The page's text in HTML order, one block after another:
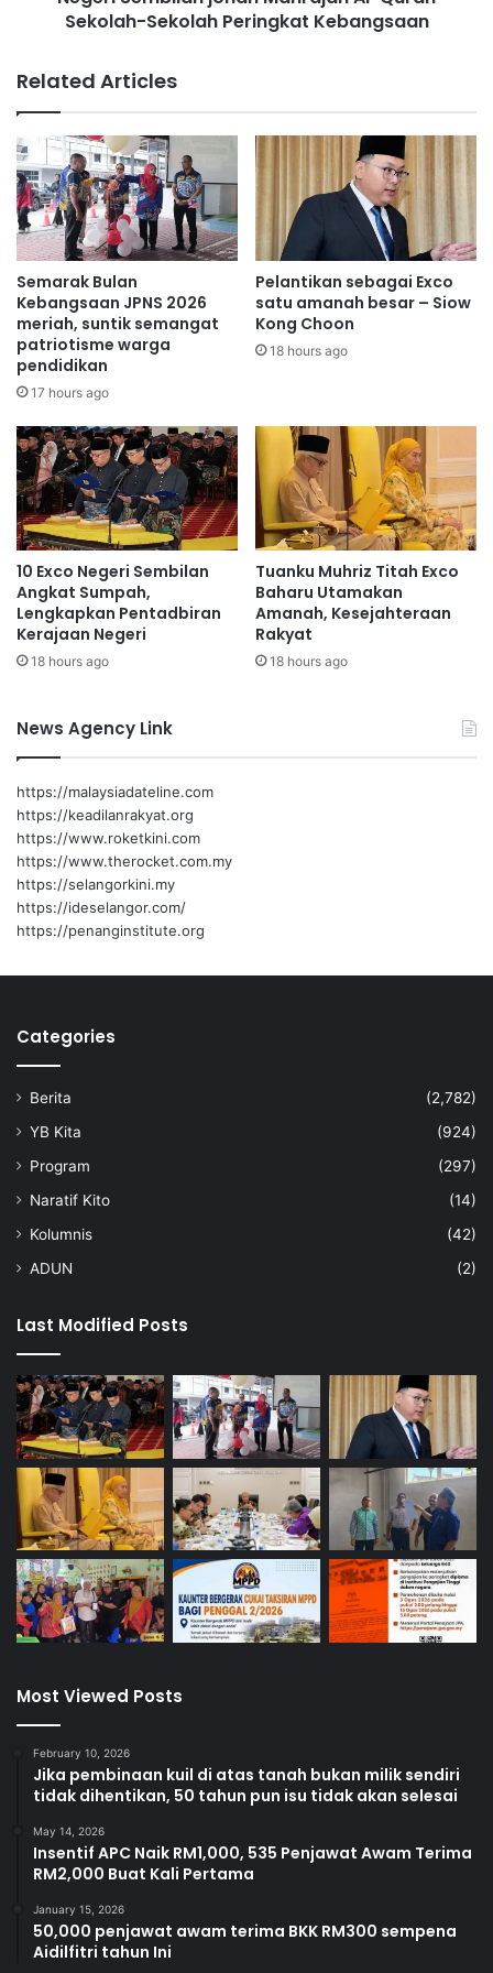
a
p
t
b
a
n
t
a
n
R
M
1
5
0
0
b
e
r
m
u
l
a
t
u
n
0
2
5
n
j
o
h
a
n
M
a
h
r
a
j
a
n
l
-
Q
u
r
a
n
S
e
k
o
h
-
S
e
k
o
l
a
h
n
a
t
e
b
n
g
a
n
Sekolah-Sekolah Peringkat Kebangsaan
Related Articles
Semarak Bulan
Kebangsaan JPNS 2026
meriah, suntik semangat
patriotisme warga
pendidikan
17 hours ago
Pelantikan sebagai Exco
satu amanah besar – Siow
Kong Choon
18 hours ago
10 Exco Negeri Sembilan
Angkat Sumpah,
Lengkapkan Pentadbiran
Kerajaan Negeri
18 hours ago
Tuanku Muhriz Titah Exco
Baharu Utamakan
Amanah, Kesejahteraan
Rakyat
18 hours ago
News Agency Link
https://malaysiadateline.com
https://keadilanrakyat.org
https://www.roketkini.com
https://www.therocket.com.my
https://selangorkini.my
https://ideselangor.com/
https://penanginstitute.org
Categories
Berita
(2,782)
YB Kita
(924)
Program
(297)
Naratif Kito
(14)
Kolumnis
(42)
ADUN
(2)
Last Modified Posts
Most Viewed Posts
February 10, 2026
Jika pembinaan kuil di atas tanah bukan milik sendiri
tidak dihentikan, 50 tahun pun isu tidak akan selesai
May 14, 2026
Insentif APC Naik RM1,000, 535 Penjawat Awam Terima
RM2,000 Buat Kali Pertama
January 15, 2026
50,000 penjawat awam terima BKK RM300 sempena
Aidilfitri tahun Ini